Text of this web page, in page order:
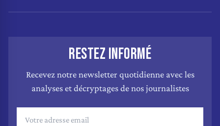
RESTEZ INFORMÉ
Recevez notre newsletter quotidienne avec les
analyses et décryptages de nos journalistes